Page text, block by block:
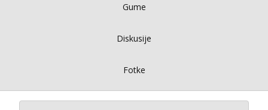
Gume
Diskusije
Fotke